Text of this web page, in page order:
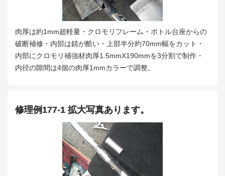
肉厚は約1mm超軽量・クロモリフレーム・ボトル台座からの
破断補修・内部は錆が酷い・上部半分約70mm幅をカット・
内部にクロモリ補強材肉厚1.5mmX190mmを3分割で制作・
内径の隙間は4個の肉厚1mmカラーで調整。
修理例177-1 拡大写真あります。